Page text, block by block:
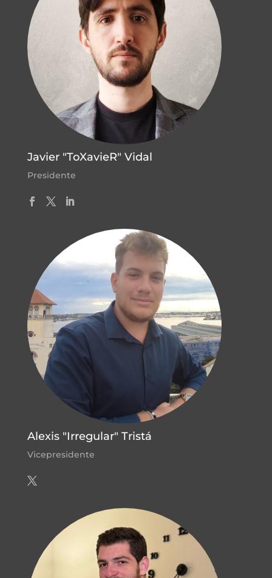
Javier "ToXavieR" Vidal
Presidente
Alexis "Irregular" Tristá
Vicepresidente